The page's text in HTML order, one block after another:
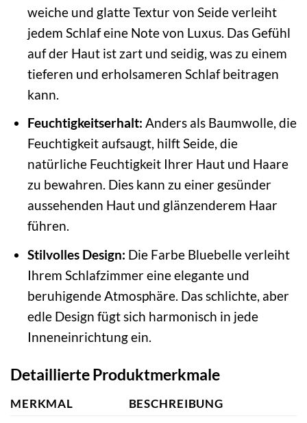
weiche und glatte Textur von Seide verleiht
jedem Schlaf eine Note von Luxus. Das Gefühl
auf der Haut ist zart und seidig, was zu einem
tieferen und erholsameren Schlaf beitragen
kann.
Feuchtigkeitserhalt: Anders als Baumwolle, die
Feuchtigkeit aufsaugt, hilft Seide, die
natürliche Feuchtigkeit Ihrer Haut und Haare
zu bewahren. Dies kann zu einer gesünder
aussehenden Haut und glänzenderem Haar
führen.
Stilvolles Design: Die Farbe Bluebelle verleiht
Ihrem Schlafzimmer eine elegante und
beruhigende Atmosphäre. Das schlichte, aber
edle Design fügt sich harmonisch in jede
Inneneinrichtung ein.
Detaillierte Produktmerkmale
MERKMAL
BESCHREIBUNG